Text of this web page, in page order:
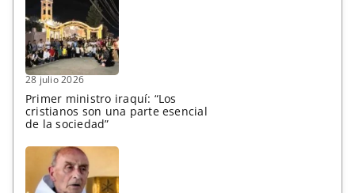
28 julio 2026
Primer ministro iraquí: “Los
cristianos son una parte esencial
de la sociedad”